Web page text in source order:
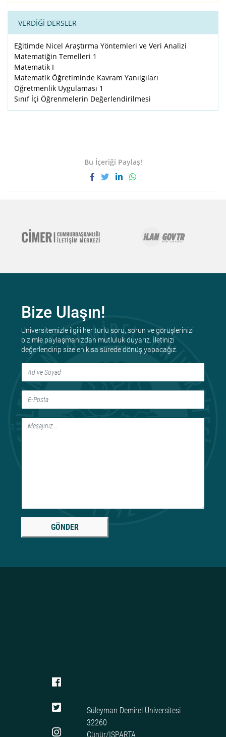
VERDİĞİ DERSLER
Eğitimde Nicel Araştırma Yöntemleri ve Veri Analizi
Matematiğin Temelleri 1
Matematik I
Matematik Öğretiminde Kavram Yanılgıları
Öğretmenlik Uygulaması 1
Sınıf İçi Öğrenmelerin Değerlendirilmesi
Bu İçeriği Paylaş!
Bize Ulaşın!
Üniversitemizle ilgili her türlü soru, sorun ve görüşlerinizi
bizimle paylaşmanızdan mutluluk duyarız. İletinizi
değerlendirip size en kısa sürede dönüş yapacağız.
GÖNDER
Süleyman Demirel Üniversitesi
32260
Çünür/ISPARTA